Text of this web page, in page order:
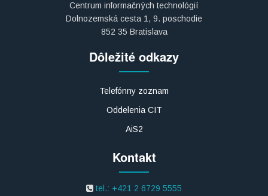
Centrum informačných technológií
Dolnozemská cesta 1, 9. poschodie
852 35 Bratislava
Dôležité odkazy
Telefónny zoznam
Oddelenia CIT
AiS2
Kontakt
tel.: +421 2 6729 5555